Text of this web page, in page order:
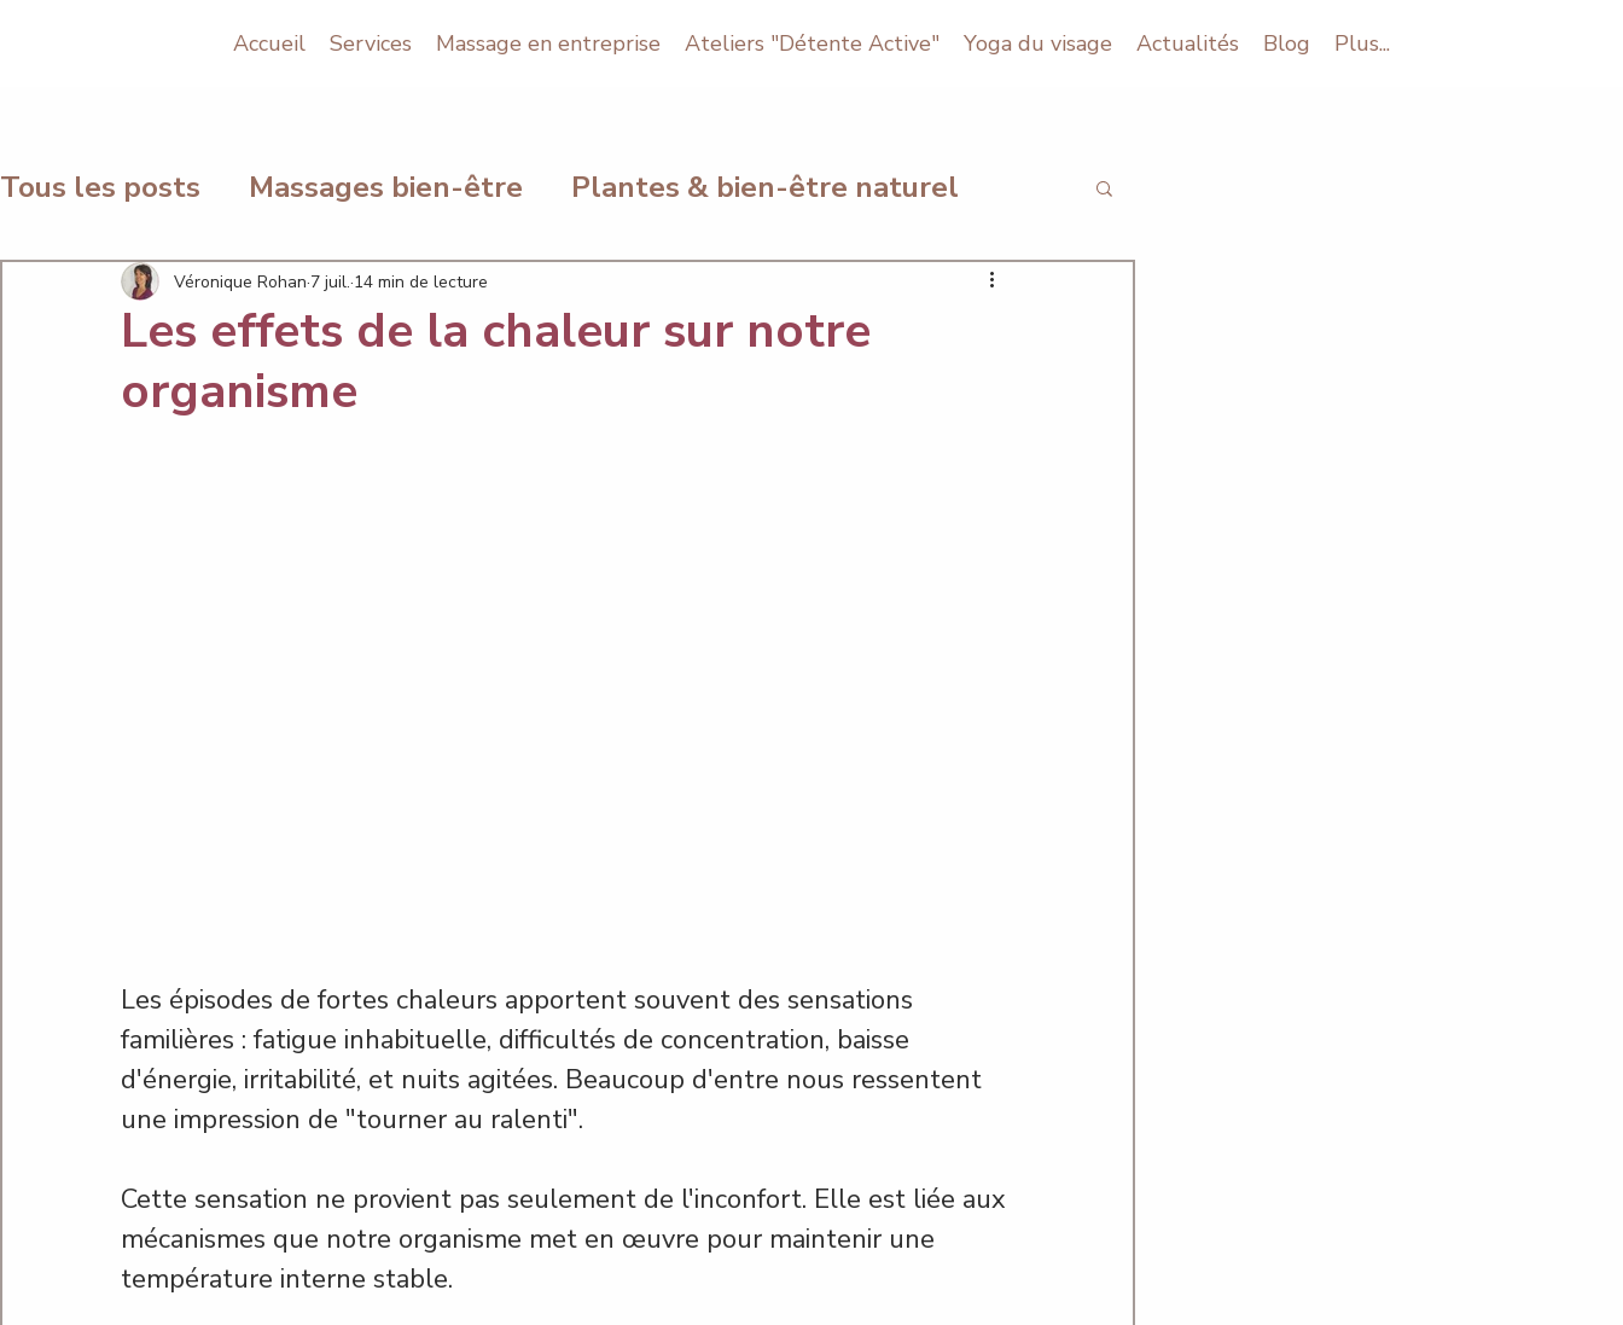
Accueil Services Massage en entreprise Ateliers "Détente Active" Yoga du visage Actualités Blog Plus...
Tous les posts Massages bien-être Plantes & bien-être naturel
Relaxation et respirations Ressources & Conseils bien-être
Les effets de la chaleur sur notre
organisme
Véronique Rohan 7 juil. 14 min de lecture
Les épisodes de fortes chaleurs apportent souvent des sensations
familières : fatigue inhabituelle, difficultés de concentration, baisse
d'énergie, irritabilité, et nuits agitées. Beaucoup d'entre nous ressentent
une impression de "tourner au ralenti".
Cette sensation ne provient pas seulement de l'inconfort. Elle est liée aux
mécanismes que notre organisme met en œuvre pour maintenir une
température interne stable.